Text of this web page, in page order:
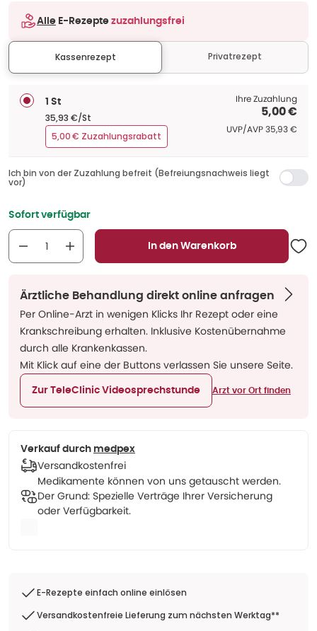
Alle E-Rezepte zuzahlungsfrei
Kassenrezept Privatrezept
1 St
35,93 €/St
5,00 € Zuzahlungsrabatt
Ihre Zuzahlung
5,00 €
UVP/AVPUVP/AVP
35,93 €
Ich bin von der Zuzahlung befreit (Befreiungsnachweis liegt
vor)
Sofort verfügbar
In den Warenkorb
Ärztliche Behandlung direkt online anfragen
Per Online-Arzt in wenigen Klicks Ihr Rezept oder eine
Krankschreibung erhalten. Inklusive Kostenübernahme
durch alle Krankenkassen.
Mit Klick auf eine der Buttons verlassen Sie unsere Seite.
Zur TeleClinic Videosprechstunde Arzt vor Ort finden
Verkauf durch medpex
Versandkostenfrei
Medikamente können von uns getauscht werden.
Der Grund: Spezielle Verträge Ihrer Versicherung
oder Verfügbarkeit.
E-Rezepte einfach online einlösen
Versandkostenfreie Lieferung zum nächsten Werktag**